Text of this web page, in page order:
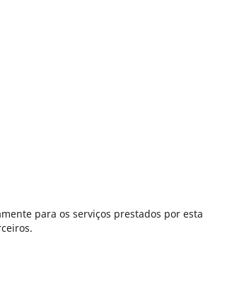
para os serviços prestados por esta